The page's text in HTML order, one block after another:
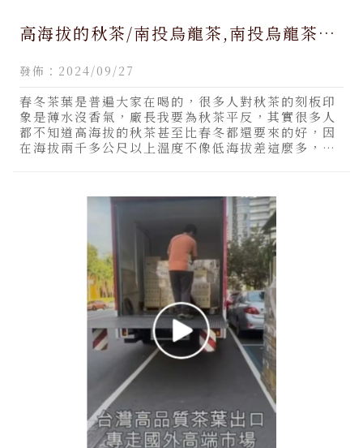
高海拔的秋茶/南投烏龍茶,南投烏龍茶推
金萱茶推薦
發佈：2024/09/27
春冬茶葉是普遍大家在喝的，很多人對秋茶的刻板印
象是薄水沒香氣，廠長我要為秋茶平反，其實很多人
都不知道高海拔的秋茶甚至比春冬都還要來的好，因
在海拔兩千多公尺以上溫度不像低海拔差這麼多，所